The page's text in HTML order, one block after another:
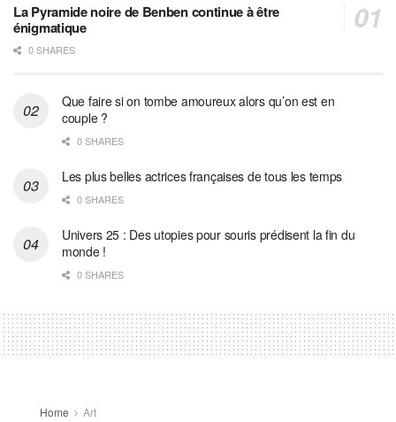
La Pyramide noire de Benben continue à être
énigmatique
0 SHARES
Que faire si on tombe amoureux alors qu’on est en
couple ?
0 SHARES
Les plus belles actrices françaises de tous les temps
0 SHARES
Univers 25 : Des utopies pour souris prédisent la fin du
monde !
0 SHARES
Home Art